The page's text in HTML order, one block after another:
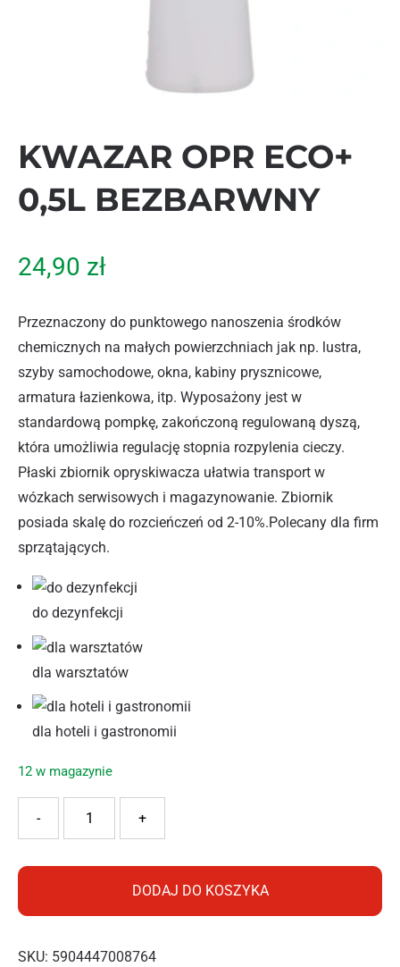
KWAZAR OPR ECO+
0,5L BEZBARWNY
24,90 zł
Przeznaczony do punktowego nanoszenia środków
chemicznych na małych powierzchniach jak np. lustra,
szyby samochodowe, okna, kabiny prysznicowe,
armatura łazienkowa, itp. Wyposażony jest w
standardową pompkę, zakończoną regulowaną dyszą,
która umożliwia regulację stopnia rozpylenia cieczy.
Płaski zbiornik opryskiwacza ułatwia transport w
wózkach serwisowych i magazynowanie. Zbiornik
posiada skalę do rozcieńczeń od 2-10%.Polecany dla firm
sprzątających.
do dezynfekcji
dla warsztatów
dla hoteli i gastronomii
12 w magazynie
ilość KWAZAR OPR ECO+ 0,5L BEZBARWNY
+
-
DODAJ DO KOSZYKA
SKU: 5904447008764